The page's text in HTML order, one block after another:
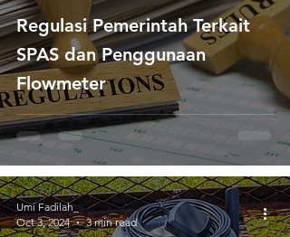
Regulasi Pemerintah Terkait
SPAS dan Penggunaan
Flowmeter
Umi Fadilah_
Oct 3, 2024
3 min read